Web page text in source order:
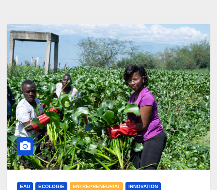
EAU ECOLOGIE ENTREPRENEURIAT INNOVATION